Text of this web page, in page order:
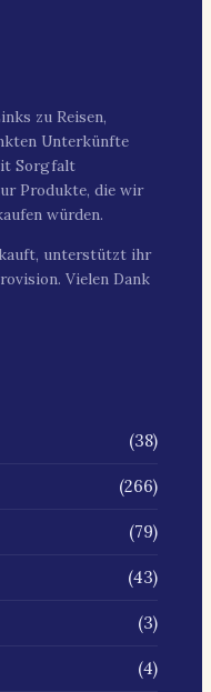
zu Reisen,
Unterkünfte
Sorgfalt
Produkte, die wir
würden.
unterstützt ihr
Vielen Dank
(38)
(266)
(79)
(43)
(3)
(4)